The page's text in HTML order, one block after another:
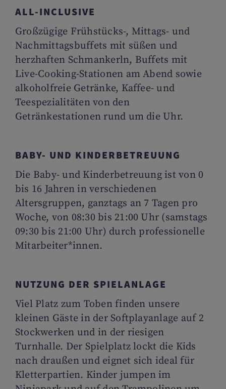
ALL-INCLUSIVE
Großzügige Frühstücks-, Mittags- und
Nachmittagsbuffets mit süßen und
herzhaften Schmankerln, Buffets mit
Live-Cooking-Stationen am Abend sowie
alkoholfreie Getränke, Kaffee- und
Teespezialitäten von den
Getränkestationen rund um die Uhr.
BABY- UND KINDERBETREUUNG
Die Baby- und Kinderbetreuung ist von 0
bis 16 Jahren in verschiedenen
Altersgruppen, ganztags an 7 Tagen pro
Woche, von 08:30 bis 21:00 Uhr (samstags
09:30 bis 21:00 Uhr) durch professionelle
Mitarbeiter*innen.
NUTZUNG DER SPIELANLAGE
Viel Platz zum Toben finden unsere
kleinen Gäste in der Softplayanlage auf 2
Stockwerken und in der riesigen
Turnhalle. Der Spielplatz lockt die Kids
nach draußen und eignet sich ideal für
Kletterpartien. Kinder jumpen im